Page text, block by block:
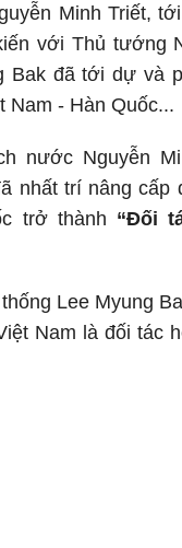
Minh Triết,
với Thủ tướng
Bak đã tới dự và
Nam - Hàn Quốc...
nước Nguyễn
nhất trí nâng cấp
trở thành “Đối
Lee Myung
Nam là đối tác